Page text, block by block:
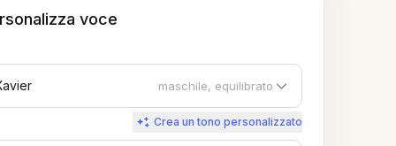
voce
maschile, equilibrato
Crea un tono personalizzato